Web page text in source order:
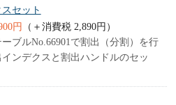
セット
円
（＋消費税 2,890円）
ブルNo.66901で割出（分割）を行
ンデクスと割出ハンドルのセッ